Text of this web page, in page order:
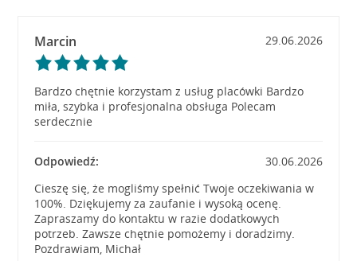
Marcin 29.06.2026
Bardzo chętnie korzystam z usług placówki Bardzo
miła, szybka i profesjonalna obsługa Polecam
serdecznie
Odpowiedź:
30.06.2026
Cieszę się, że mogliśmy spełnić Twoje oczekiwania w
100%. Dziękujemy za zaufanie i wysoką ocenę.
Zapraszamy do kontaktu w razie dodatkowych
potrzeb. Zawsze chętnie pomożemy i doradzimy.
Pozdrawiam, Michał